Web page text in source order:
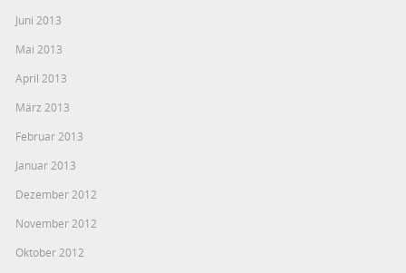
Juni 2013
Mai 2013
April 2013
März 2013
Februar 2013
Januar 2013
Dezember 2012
November 2012
Oktober 2012